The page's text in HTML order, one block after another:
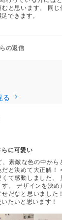
と思います。 同
できます。
の返信
る
に可愛い
、素敵な色の中から
と決めて大正解！
て感動しました。
す。 デザインを決
だなと思いました
たいと思います！